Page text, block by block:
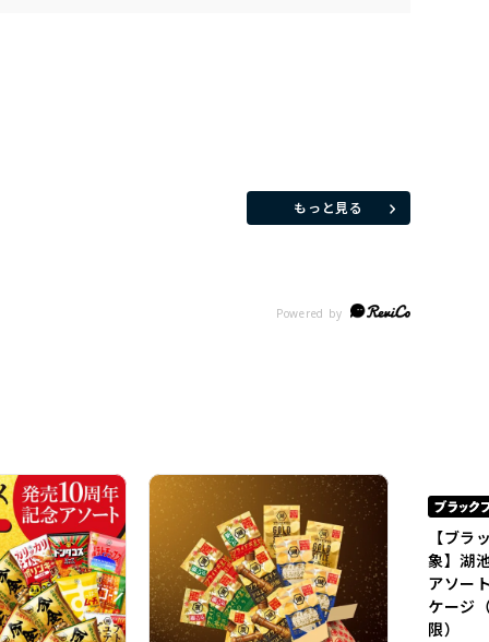
もっと見る
【ブラ
象】湖
アソー
ケージ
限）